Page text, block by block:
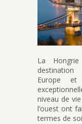
La
Europe
niveau de
l’ouest ont
termes de